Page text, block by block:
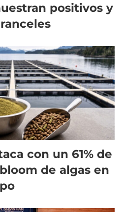
positivos y
con un 61% de
de algas en